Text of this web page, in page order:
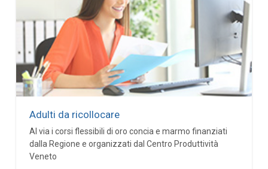
Adulti da ricollocare
Al via i corsi flessibili di oro concia e marmo finanziati
dalla Regione e organizzati dal Centro Produttività
Veneto